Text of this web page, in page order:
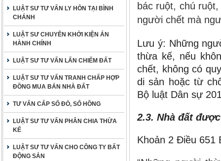
LUẬT SƯ TƯ VẤN LY HÔN TẠI BÌNH
CHÁNH
LUẬT SƯ CHUYÊN KHỞI KIỆN ÁN
HÀNH CHÍNH
LUẬT SƯ TƯ VẤN LẤN CHIẾM ĐẤT
LUẬT SƯ TƯ VẤN TRANH CHẤP HỢP
ĐỒNG MUA BÁN NHÀ ĐẤT
TƯ VẤN CẤP SỔ ĐỎ, SỔ HỒNG
LUẬT SƯ TƯ VẤN PHÂN CHIA THỪA
KẾ
LUẬT SƯ TƯ VẤN CHO CÔNG TY BẤT
ĐỘNG SẢN
bác ruột, chú
người chết mà
Lưu ý: Những
thừa kế, nếu
chết, không có
di sản hoặc từ
Bộ luật Dân sự
2.3. Nhà đất
Khoản 2 Điều 651